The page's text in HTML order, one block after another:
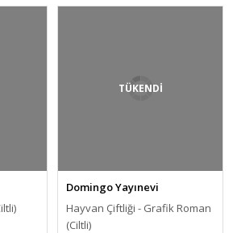
TÜKENDİ
Domingo Yayınevi
Hayvan Çiftliği - Grafik Roman
(Ciltli)